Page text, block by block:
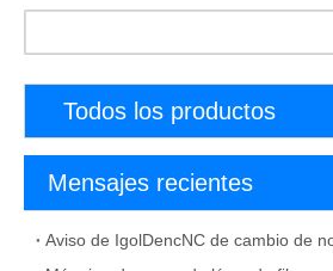
Todos los productos
Mensajes recientes